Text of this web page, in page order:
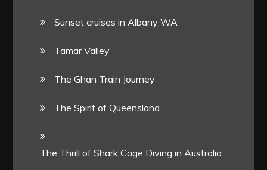
Sunset cruises in Albany WA
Tamar Valley
The Ghan Train Journey
The Spirit of Queensland
The Thrill of Shark Cage Diving in Australia